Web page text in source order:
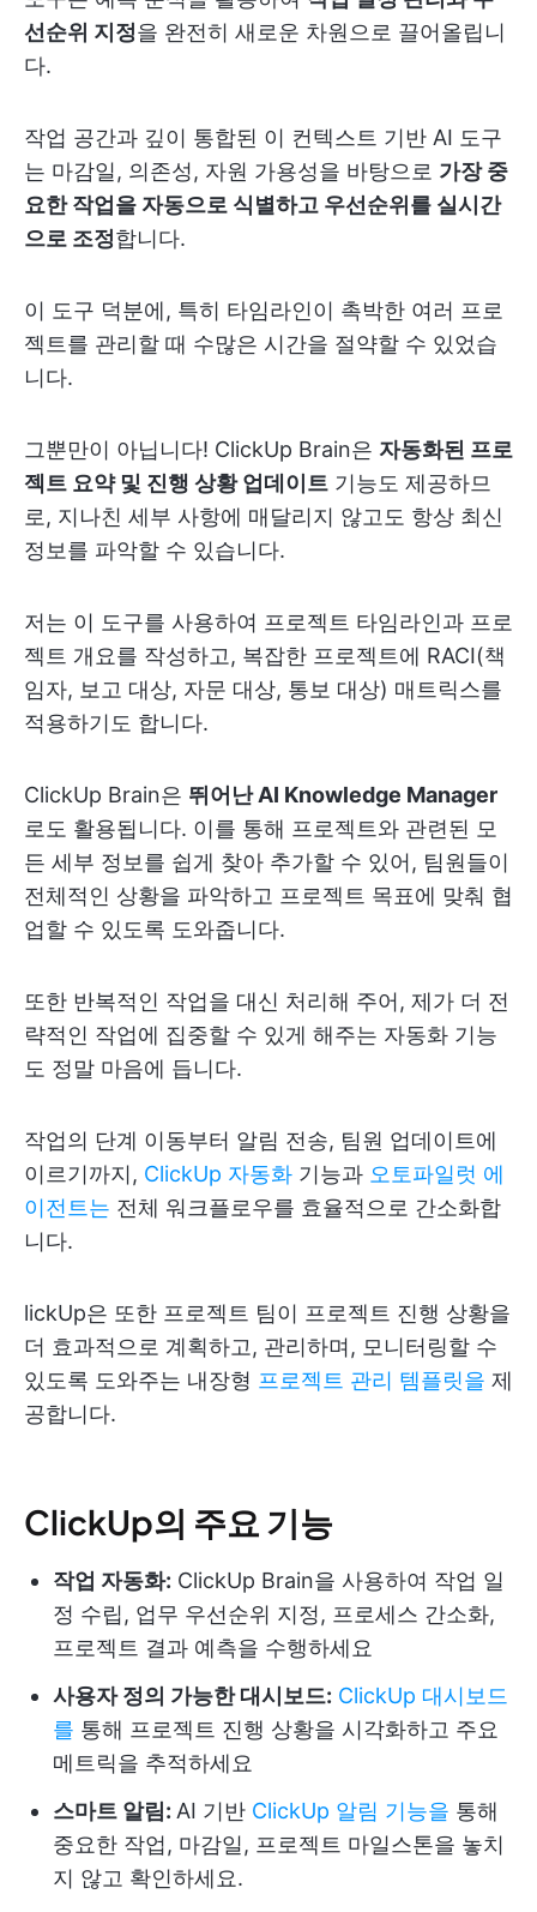
선순위 지정을 완전히 새로운 차원으로 끌어올립니
다.
작업 공간과 깊이 통합된 이 컨텍스트 기반 AI 도구
는 마감일, 의존성, 자원 가용성을 바탕으로 가장 중
요한 작업을 자동으로 식별하고 우선순위를 실시간
으로 조정합니다.
이 도구 덕분에, 특히 타임라인이 촉박한 여러 프로
젝트를 관리할 때 수많은 시간을 절약할 수 있었습
니다.
그뿐만이 아닙니다! ClickUp Brain은 자동화된 프로
젝트 요약 및 진행 상황 업데이트 기능도 제공하므
로, 지나친 세부 사항에 매달리지 않고도 항상 최신
정보를 파악할 수 있습니다.
저는 이 도구를 사용하여 프로젝트 타임라인과 프로
젝트 개요를 작성하고, 복잡한 프로젝트에 RACI(책
임자, 보고 대상, 자문 대상, 통보 대상) 매트릭스를
적용하기도 합니다.
ClickUp Brain은 뛰어난 AI Knowledge Manager
로도 활용됩니다. 이를 통해 프로젝트와 관련된 모
든 세부 정보를 쉽게 찾아 추가할 수 있어, 팀원들이
전체적인 상황을 파악하고 프로젝트 목표에 맞춰 협
업할 수 있도록 도와줍니다.
또한 반복적인 작업을 대신 처리해 주어, 제가 더 전
략적인 작업에 집중할 수 있게 해주는 자동화 기능
도 정말 마음에 듭니다.
작업의 단계 이동부터 알림 전송, 팀원 업데이트에
이르기까지, ClickUp 자동화 기능과 오토파일럿 에
이전트는 전체 워크플로우를 효율적으로 간소화합
니다.
lickUp은 또한 프로젝트 팀이 프로젝트 진행 상황을
더 효과적으로 계획하고, 관리하며, 모니터링할 수
있도록 도와주는 내장형 프로젝트 관리 템플릿을 제
공합니다.
ClickUp의 주요 기능
작업 자동화: ClickUp Brain을 사용하여 작업 일
정 수립, 업무 우선순위 지정, 프로세스 간소화,
프로젝트 결과 예측을 수행하세요
사용자 정의 가능한 대시보드: ClickUp 대시보드
를 통해 프로젝트 진행 상황을 시각화하고 주요
메트릭을 추적하세요
스마트 알림: AI 기반 ClickUp 알림 기능을 통해
중요한 작업, 마감일, 프로젝트 마일스톤을 놓치
지 않고 확인하세요.